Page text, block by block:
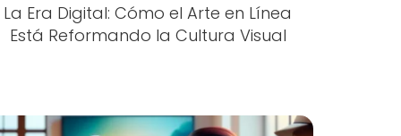
La Era Digital: Cómo el Arte en Línea
Está Reformando la Cultura Visual